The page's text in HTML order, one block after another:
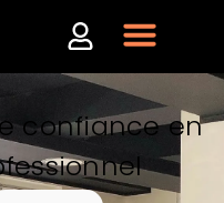
confiance en